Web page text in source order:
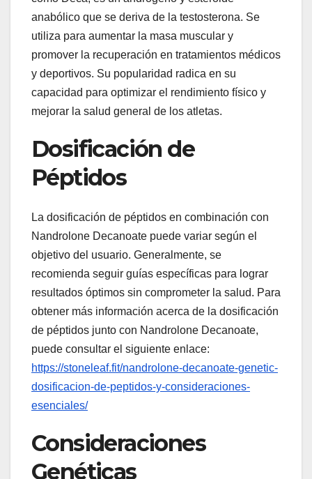
anabólico que se deriva de la testosterona. Se
utiliza para aumentar la masa muscular y
promover la recuperación en tratamientos médicos
y deportivos. Su popularidad radica en su
capacidad para optimizar el rendimiento físico y
mejorar la salud general de los atletas.
Dosificación de
Péptidos
La dosificación de péptidos en combinación con
Nandrolone Decanoate puede variar según el
objetivo del usuario. Generalmente, se
recomienda seguir guías específicas para lograr
resultados óptimos sin comprometer la salud. Para
obtener más información acerca de la dosificación
de péptidos junto con Nandrolone Decanoate,
puede consultar el siguiente enlace:
https://stoneleaf.fit/nandrolone-decanoate-genetic-
dosificacion-de-peptidos-y-consideraciones-
esenciales/
Consideraciones
Genéticas